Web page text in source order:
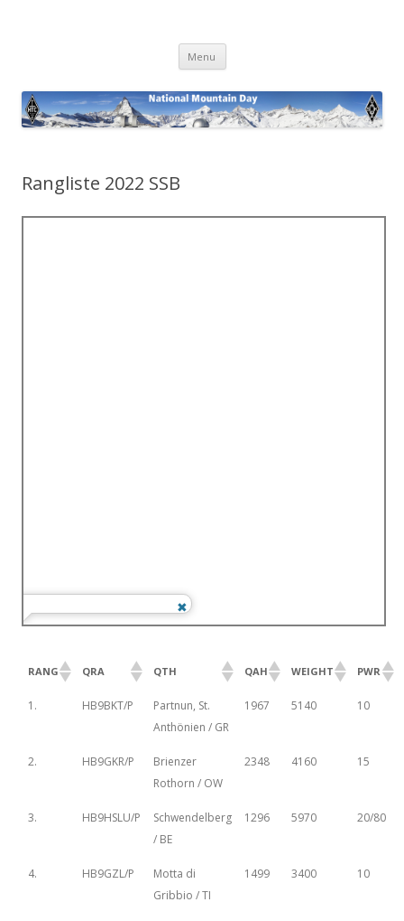
Menu Skip
content
Rangliste 2022 SSB
RANG QRA QTH QAH WEIGHT PWR
1. HB9BKT/P
Partnun, St.
Anthönien / GR
1967 5140 10
2. HB9GKR/P
Brienzer
Rothorn / OW
2348 4160 15
3. HB9HSLU/P
Schwendelberg
/ BE
1296 5970 20/80
4. HB9GZL/P
Motta di
Gribbio / TI
1499 3400 10